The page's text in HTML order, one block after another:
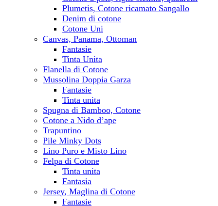
Plumetis, Cotone ricamato Sangallo
Denim di cotone
Cotone Uni
Canvas, Panama, Ottoman
Fantasie
Tinta Unita
Flanella di Cotone
Mussolina Doppia Garza
Fantasie
Tinta unita
Spugna di Bamboo, Cotone
Cotone a Nido d’ape
Trapuntino
Pile Minky Dots
Lino Puro e Misto Lino
Felpa di Cotone
Tinta unita
Fantasia
Jersey, Maglina di Cotone
Fantasie